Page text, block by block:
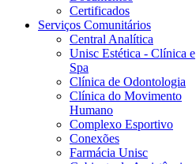
Certificados
Serviços Comunitários
Central Analítica
Unisc Estética - Clínica e
Spa
Clínica de Odontologia
Clínica do Movimento
Humano
Complexo Esportivo
Conexões
Farmácia Unisc